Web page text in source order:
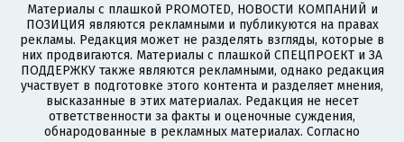
Материалы с плашкой PROMOTED, НОВОСТИ КОМПАНИЙ и
ПОЗИЦИЯ являются рекламными и публикуются на правах
рекламы. Редакция может не разделять взгляды, которые в
них продвигаются. Материалы с плашкой СПЕЦПРОЕКТ и ЗА
ПОДДЕРЖКУ также являются рекламными, однако редакция
участвует в подготовке этого контента и разделяет мнения,
высказанные в этих материалах. Редакция не несет
ответственности за факты и оценочные суждения,
обнародованные в рекламных материалах. Согласно